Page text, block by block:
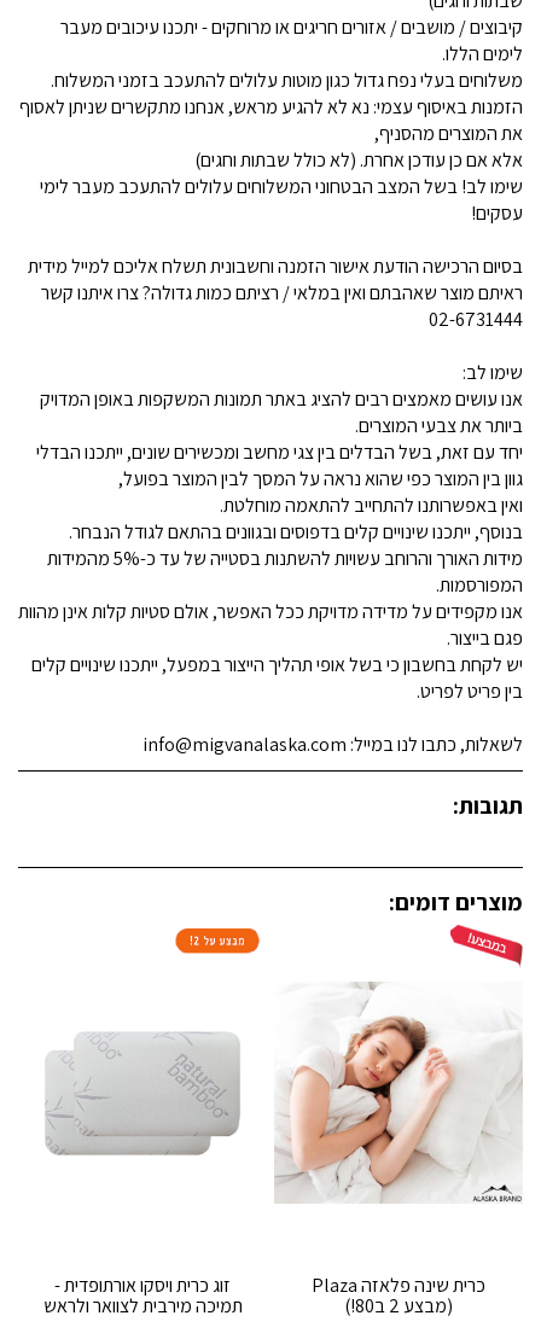
קיבוצים / מושבים / אזורים חריגים או מרוחקים - יתכנו עיכובים מעבר
לימים הללו.
משלוחים בעלי נפח גדול כגון מוטות עלולים להתעכב בזמני המשלוח.
הזמנות באיסוף עצמי: נא לא להגיע מראש, אנחנו מתקשרים שניתן לאסוף
את המוצרים מהסניף,
אלא אם כן עודכן אחרת. (לא כולל שבתות וחגים)
שימו לב! בשל המצב הבטחוני המשלוחים עלולים להתעכב מעבר לימי
עסקים!
בסיום הרכישה הודעת אישור הזמנה וחשבונית תשלח אליכם למייל מידית
ראיתם מוצר שאהבתם ואין במלאי / רציתם כמות גדולה? צרו איתנו קשר
02-6731444
שימו לב:
אנו עושים מאמצים רבים להציג באתר תמונות המשקפות באופן המדויק
ביותר את צבעי המוצרים.
יחד עם זאת, בשל הבדלים בין צגי מחשב ומכשירים שונים, ייתכנו הבדלי
גוון בין המוצר כפי שהוא נראה על המסך לבין המוצר בפועל,
ואין באפשרותנו להתחייב להתאמה מוחלטת.
בנוסף, ייתכנו שינויים קלים בדפוסים ובגוונים בהתאם לגודל הנבחר.
מידות האורך והרוחב עשויות להשתנות בסטייה של עד כ-5% מהמידות
המפורסמות.
אנו מקפידים על מדידה מדויקת ככל האפשר, אולם סטיות קלות אינן מהוות
פגם בייצור.
יש לקחת בחשבון כי בשל אופי תהליך הייצור במפעל, ייתכנו שינויים קלים
בין פריט לפריט.
לשאלות, כתבו לנו במייל: info@migvanalaska.com
תגובות:
מוצרים דומים:
כרית שינה פלאזה Plaza
(מבצע 2 ב80!)
זוג כרית ויסקו אורתופדית -
תמיכה מירבית לצוואר ולראש